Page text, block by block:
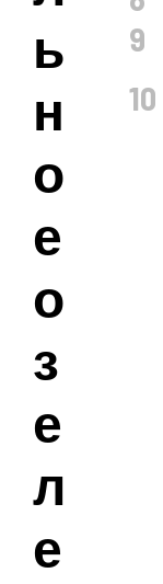
ь
н
о
е
о
з
е
л
е